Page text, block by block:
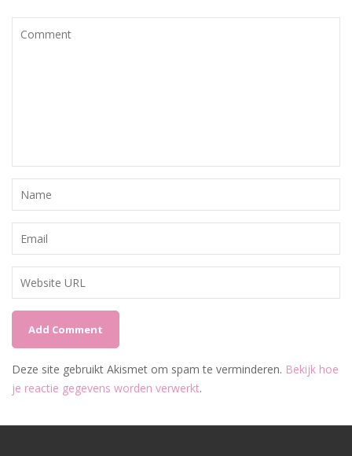
Deze site gebruikt Akismet om spam te verminderen. Bekijk hoe
je reactie gegevens worden verwerkt.